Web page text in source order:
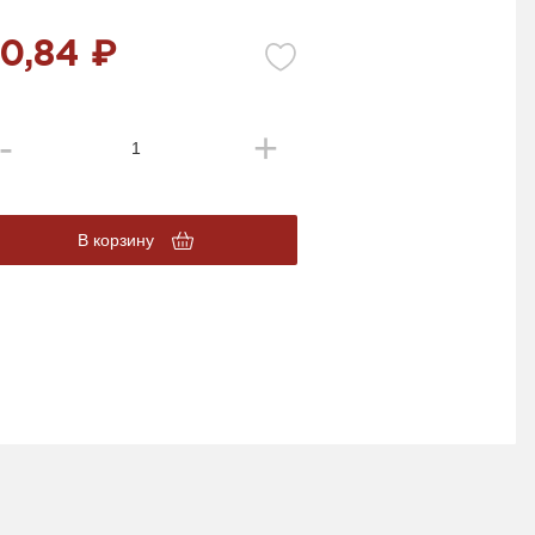
₽
В корзину